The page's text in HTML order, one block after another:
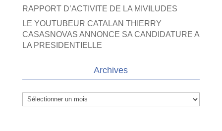
RAPPORT D’ACTIVITE DE LA MIVILUDES
LE YOUTUBEUR CATALAN THIERRY
CASASNOVAS ANNONCE SA CANDIDATURE A
LA PRESIDENTIELLE
Archives
Archives